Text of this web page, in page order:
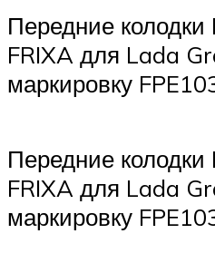
Передние колодки
FRIXA для Lada
маркировку
Передние колодки
FRIXA для Lada
маркировку